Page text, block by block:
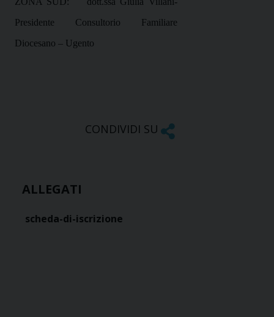
Presidente Consultorio Familiare
Diocesano – Ugento
CONDIVIDI SU
ALLEGATI
scheda-di-iscrizione